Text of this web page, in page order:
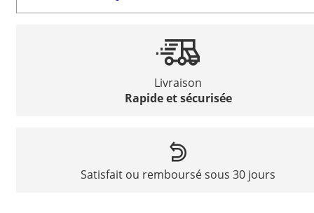
Livraison
Rapide et sécurisée
Satisfait ou remboursé sous 30 jours